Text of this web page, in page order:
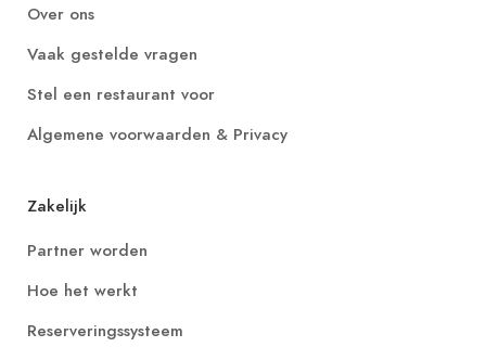
Over ons
Vaak gestelde vragen
Stel een restaurant voor
Algemene voorwaarden & Privacy
Zakelijk
Partner worden
Hoe het werkt
Reserveringssysteem